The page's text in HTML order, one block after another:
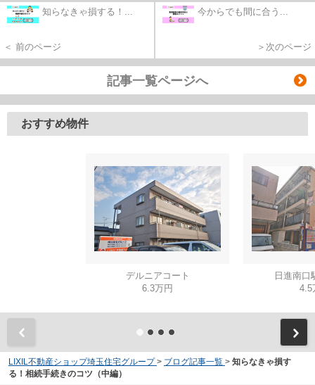
知らなきゃ損する！...
＜ 前のページ
今からでも間に合う...
＞次のページ
記事一覧ページへ
おすすめ物件
デルニアコート
6.3万円
日進南口
4.5
LIXIL不動産ショップ埼玉住宅グループ > ブログ記事一覧 > 知らなきゃ損す
る！相続手続きのコツ（中編）